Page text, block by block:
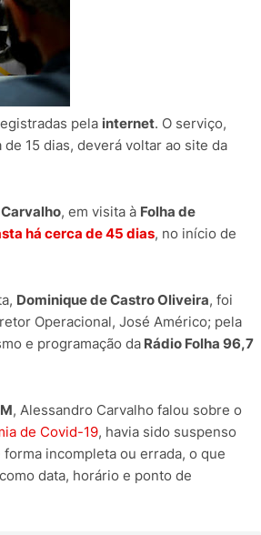
pela internet. O serviço,
de 15 dias, deverá voltar ao site da
, em visita à Folha de
há cerca de 45 dias, no início de
Dominique de Castro Oliveira, foi
Operacional, José Américo; pela
e programação da Rádio Folha 96,7
, Alessandro Carvalho falou sobre o
de Covid-19, havia sido suspenso
incompleta ou errada, o que
data, horário e ponto de